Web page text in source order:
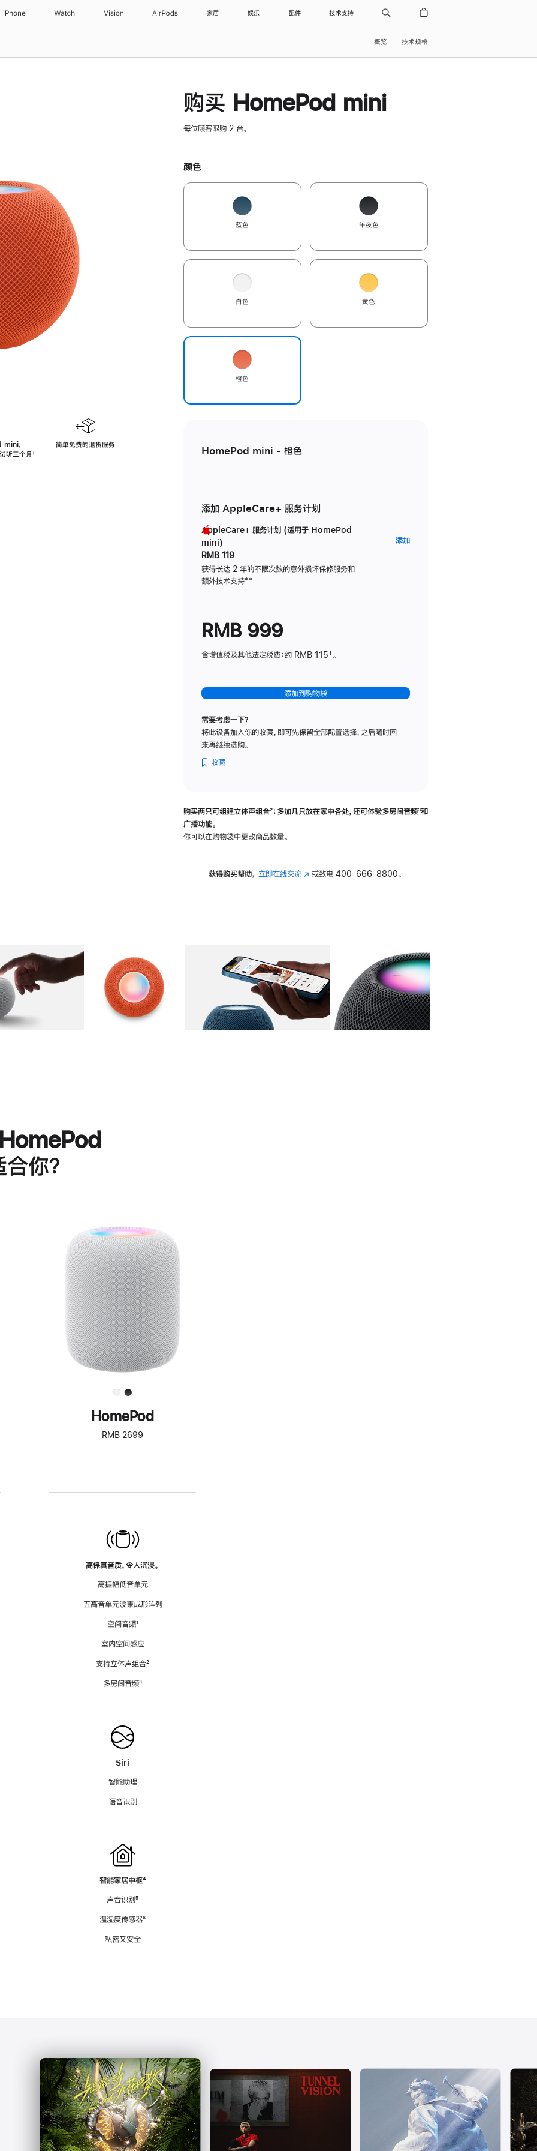
iPhone Watch Vision AirPods 家居 娱乐 配件 技术支持
概览 技术规格
，
听三个月脚
⁺
简单免费的退货服务
购买 HomePod mini
每位顾客限购 2 台。
颜色
蓝色 午夜色
白色 黄色
橙色
HomePod mini - 橙色
添加 AppleCare+ 服务计划
AppleCare+ 服务计划 (适用于 HomePod
mini)
RMB 119
获得长达 2 年的不限次数的意外损坏保修服务和
额外技术支持脚
**
添加AppleCare+
RMB 999
含增值税及其他法定税费：约 RMB 115‡。
添加到购物袋
需要考虑一下？
将此设备加入你的收藏，即可先保留全部配置选择，之后随时回
来再继续选购。
收藏
购买两只可组建立体声组合脚
²；多加几只放在家中各处，还可体验多‍房‍间音频脚
³和
广播功能。
你可以在购物袋中更改商品数量。
获得购买帮助， 立即在线交流(在 或致电 400-666-8800。
图库 图像 图库 图像 图库 图像 4 图库 图像 5
你？
进
一
步
了
解
HomePod<
HomePod
RMB 2699
高保真音质，令人沉浸。
高振幅低音单元
五高音单元波束成形阵列
空间音频脚
¹
室内空间感应
支持立体声组合脚
²
多房间音频脚
³
Siri
智能助理
语音识别
智能家居中枢脚
⁴
声音识别脚
⁵
温湿度传感器脚
⁶
私密又安全